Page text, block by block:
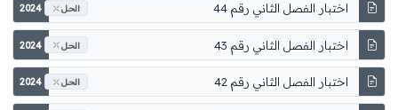
اختبار الفصل الثاني رقم 44 2024 الحل
اختبار الفصل الثاني رقم 43 2024 الحل
اختبار الفصل الثاني رقم 42 2024 الحل